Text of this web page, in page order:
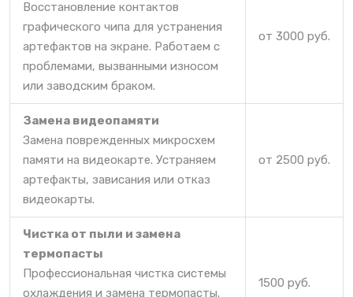
Восстановление контактов
графического чипа для устранения
артефактов на экране. Работаем с
проблемами, вызванными износом
или заводским браком.
от 3000 руб.
Замена видеопамяти
Замена поврежденных микросхем
памяти на видеокарте. Устраняем
артефакты, зависания или отказ
видеокарты.
от 2500 руб.
Чистка от пыли и замена
термопасты
Профессиональная чистка системы
охлаждения и замена термопасты.
1500 руб.